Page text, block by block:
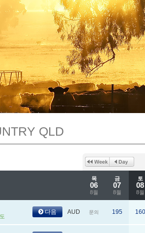
QLD
목
06
8월
금
07
8월
토
08
8월
다음 AUD 문의 195 160